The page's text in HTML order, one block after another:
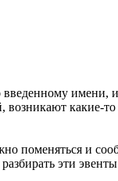
имени,
какие-
поменяться и
эти